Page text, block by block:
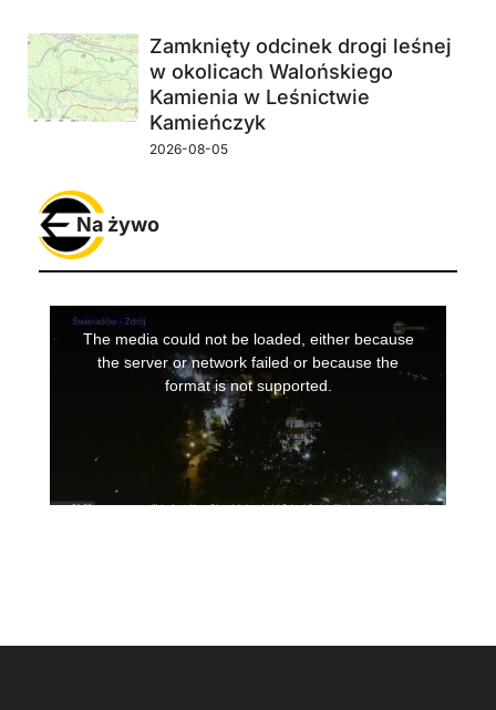
Zamknięty odcinek drogi leśnej
w okolicach Walońskiego
Kamienia w Leśnictwie
Kamieńczyk
2026-08-05
Na żywo